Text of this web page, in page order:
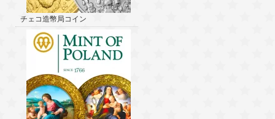
チェコ造幣局コイン